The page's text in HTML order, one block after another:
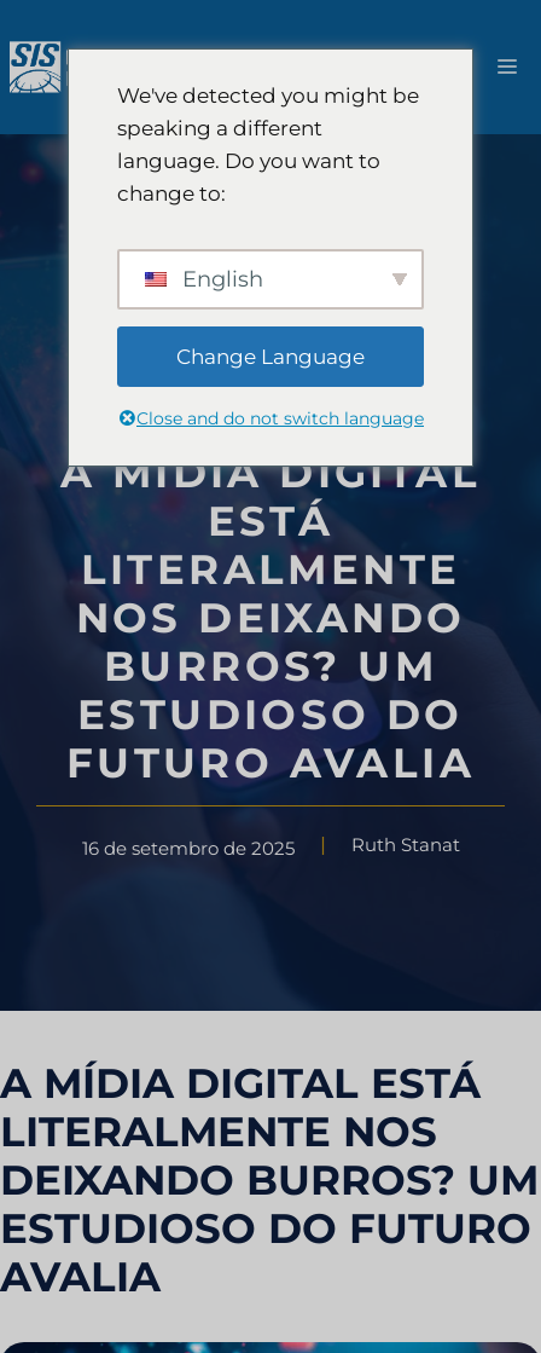
para
o
A MÍDIA DIGITAL
ESTÁ
LITERALMENTE
NOS DEIXANDO
BURROS? UM
ESTUDIOSO DO
FUTURO AVALIA
16 de setembro de 2025 Ruth Stanat
A MÍDIA DIGITAL ESTÁ
LITERALMENTE NOS
DEIXANDO BURROS? UM
ESTUDIOSO DO FUTURO
AVALIA
We've detected you might be
speaking a different
language. Do you want to
change to:
English
Change Language
Close and do not switch language